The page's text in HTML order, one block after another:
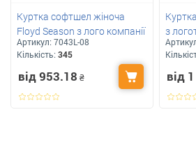
Куртка софтшел жіноча
Floyd Season з лого компанії
Артикул: 7043L-08
Кількість: 345
від 953.18 ₴
з
від